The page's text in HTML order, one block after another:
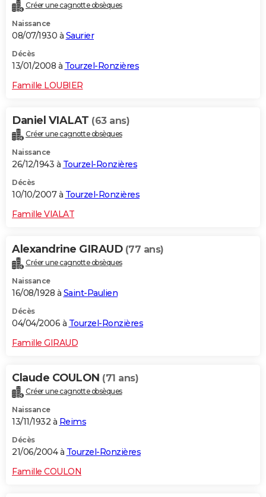
Créer une cagnotte obsèques
Naissance
08/07/1930 à Saurier
Décès
13/01/2008 à Tourzel-Ronzières
Famille LOUBIER
Daniel VIALAT (63 ans)
Créer une cagnotte obsèques
Naissance
26/12/1943 à Tourzel-Ronzières
Décès
10/10/2007 à Tourzel-Ronzières
Famille VIALAT
Alexandrine GIRAUD (77 ans)
Créer une cagnotte obsèques
Naissance
16/08/1928 à Saint-Paulien
Décès
04/04/2006 à Tourzel-Ronzières
Famille GIRAUD
Claude COULON (71 ans)
Créer une cagnotte obsèques
Naissance
13/11/1932 à Reims
Décès
21/06/2004 à Tourzel-Ronzières
Famille COULON